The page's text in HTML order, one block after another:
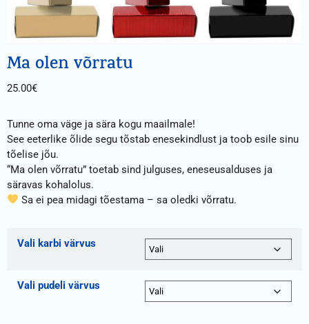
Ma olen võrratu
25.00€
Tunne oma väge ja sära kogu maailmale!
See eeterlike õlide segu tõstab enesekindlust ja toob esile sinu
tõelise jõu.
“Ma olen võrratu” toetab sind julguses, eneseusalduses ja
säravas kohalolus.
Sa ei pea midagi tõestama – sa oledki võrratu.
Vali karbi värvus
Vali pudeli värvus